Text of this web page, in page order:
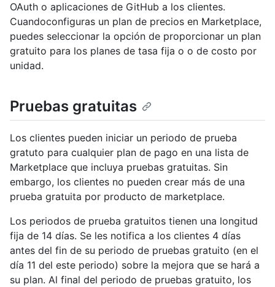
OAuth o aplicaciones de GitHub a los clientes.
Cuandoconfiguras un plan de precios en Marketplace,
puedes seleccionar la opción de proporcionar un plan
gratuito para los planes de tasa fija o o de costo por
unidad.
Pruebas gratuitas
Los clientes pueden iniciar un periodo de prueba
gratuto para cualquier plan de pago en una lista de
Marketplace que incluya pruebas gratuitas. Sin
embargo, los clientes no pueden crear más de una
prueba gratuita por producto de marketplace.
Los periodos de prueba gratuitos tienen una longitud
fija de 14 días. Se les notifica a los clientes 4 días
antes del fin de su periodo de pruebas gratuito (en el
día 11 del este periodo) sobre la mejora que se hará a
su plan. Al final del periodo de pruebas gratuito, los